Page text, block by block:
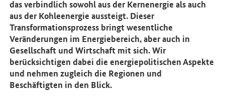
das verbindlich sowohl aus der Kernenergie als auch
aus der Kohleenergie aussteigt. Dieser
Transformationsprozess bringt wesentliche
Veränderungen im Energiebereich, aber auch in
Gesellschaft und Wirtschaft mit sich. Wir
berücksichtigen dabei die energiepolitischen Aspekte
und nehmen zugleich die Regionen und
Beschäftigten in den Blick.